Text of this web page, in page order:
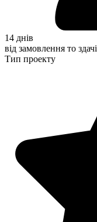
14 днів
від замовлення то здачі
Тип проекту